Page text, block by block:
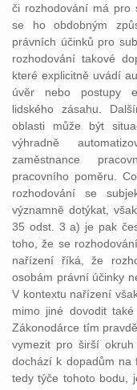
či rozhodování má pro
se ho obdobným
právních účinků pro
rozhodování takové
které explicitně uvádí
úvěr nebo postupy
lidského zásahu.
oblasti může být
výhradně
zaměstnance
pracovního poměru.
rozhodování se
významně dotýkat,
35 odst. 3 a) je pak
toho, že se
nařízení říká, že
osobám právní účinky
V kontextu nařízení
mimo jiné dovodit
Zákonodárce tím
vymezit pro širší
dochází k dopadům na
tedy týče tohoto bodu,